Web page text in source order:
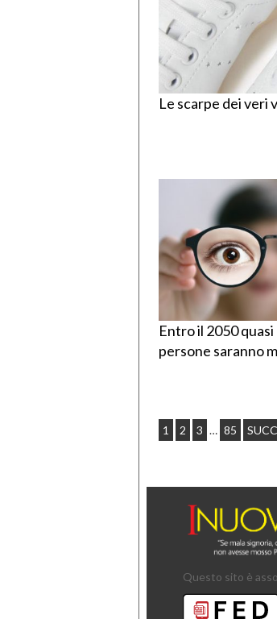
Le scarpe dei veri
Entro il 2050 quasi
persone saranno
1 2 3 … 85
Questo sito è